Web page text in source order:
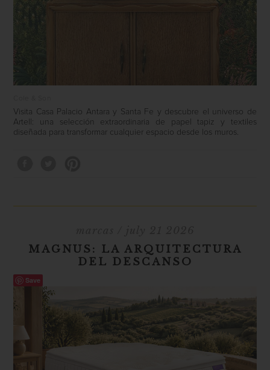
Visita Casa Palacio Antara y Santa Fe y descubre el universo de
Artell: una selección extraordinaria de papel tapiz y textiles
diseñada para transformar cualquier espacio desde los muros.
MAGNUS: LA ARQUITECTURA
DEL DESCANSO
Save